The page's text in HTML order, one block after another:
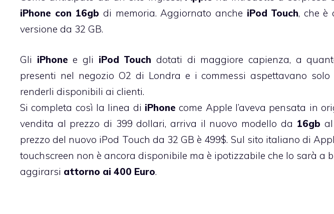
iPhone con 16gb di memoria. Aggiornato anche iPod Touch, che è
versione da 32 GB.
Gli iPhone e gli iPod Touch dotati di maggiore capienza, a
presenti nel negozio O2 di Londra e i commessi aspettavano
renderli disponibili ai clienti.
Si completa così la linea di iPhone come Apple l’aveva pensata in
vendita al prezzo di 399 dollari, arriva il nuovo modello da 16gb
prezzo del nuovo iPod Touch da 32 GB è 499$. Sul sito italiano di
touchscreen non è ancora disponibile ma è ipotizzabile che lo sarà a
aggirarsi attorno ai 400 Euro.